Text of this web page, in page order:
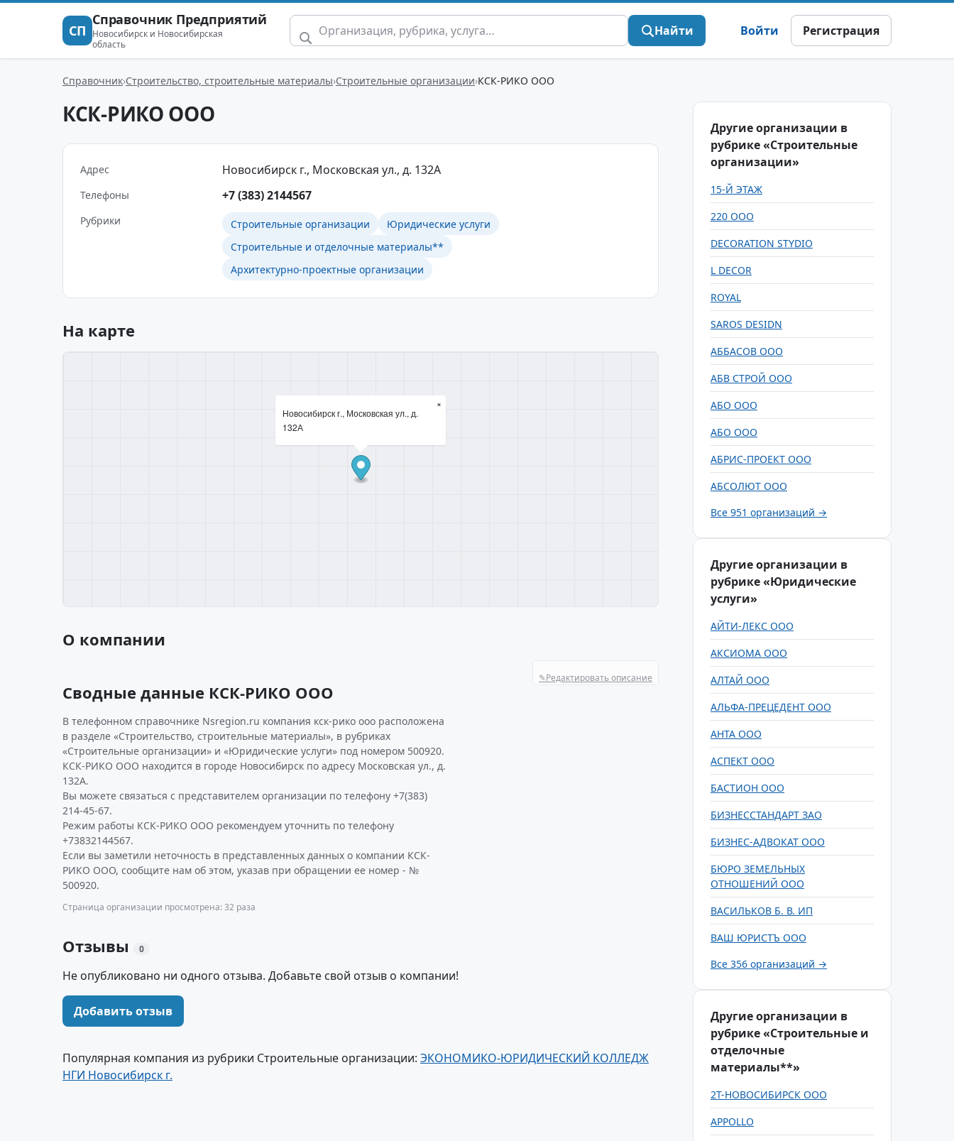
СП
Справочник Предприятий
Новосибирск и Новосибирская
область
Найти Войти Регистрация
Справочник Строительство, строительные материалы Строительные организации КСК-РИКО ООО
КСК-РИКО ООО
Адрес Новосибирск г., Московская ул., д. 132А
Телефоны +7 (383) 2144567
Рубрики Строительные организации
Юридические услуги
Строительные и отделочные материалы**
Архитектурно-проектные организации
На карте
Новосибирск г., Московская ул., д.
132А
×
О компании
✎Редактировать описание
Сводные данные КСК-РИКО ООО
В телефонном справочнике Nsregion.ru компания кск-рико ооо расположена
в разделе «Строительство, строительные материалы», в рубриках
«Строительные организации» и «Юридические услуги» под номером 500920.
КСК-РИКО ООО находится в городе Новосибирск по адресу Московская ул., д.
132А.
Вы можете связаться с представителем организации по телефону +7(383)
214-45-67.
Режим работы КСК-РИКО ООО рекомендуем уточнить по телефону
+73832144567.
Если вы заметили неточность в представленных данных о компании КСК-
РИКО ООО, сообщите нам об этом, указав при обращении ее номер - №
500920.
Страница организации просмотрена: 32 раза
Отзывы 0
Не опубликовано ни одного отзыва. Добавьте свой отзыв о компании!
Добавить отзыв
Популярная компания из рубрики Строительные организации: ЭКОНОМИКО-ЮРИДИЧЕСКИЙ КОЛЛЕДЖ
НГИ Новосибирск г.
Другие организации в
рубрике «Строительные
организации»
15-Й ЭТАЖ
220 ООО
DECORATION STYDIO
L DECOR
ROYAL
SAROS DESIDN
АББАСОВ ООО
АБВ СТРОЙ ООО
АБО ООО
АБО ООО
АБРИС-ПРОЕКТ ООО
АБСОЛЮТ ООО
Все 951 организаций →
Другие организации в
рубрике «Юридические
услуги»
АЙТИ-ЛЕКС ООО
АКСИОМА ООО
АЛТАЙ ООО
АЛЬФА-ПРЕЦЕДЕНТ ООО
АНТА ООО
АСПЕКТ ООО
БАСТИОН ООО
БИЗНЕССТАНДАРТ ЗАО
БИЗНЕС-АДВОКАТ ООО
БЮРО ЗЕМЕЛЬНЫХ
ОТНОШЕНИЙ ООО
ВАСИЛЬКОВ Б. В. ИП
ВАШ ЮРИСТЪ ООО
Все 356 организаций →
Другие организации в
рубрике «Строительные и
отделочные
материалы**»
2Т-НОВОСИБИРСК ООО
APPOLLO